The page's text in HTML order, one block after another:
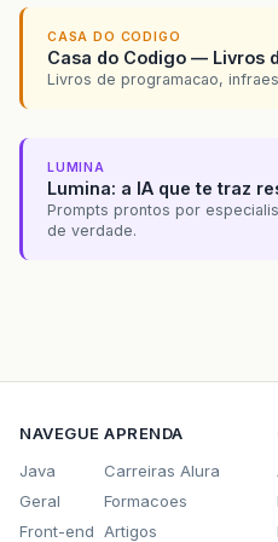
CASA DO CODIGO
Casa do Codigo — Livros
Livros de programacao,
LUMINA
Lumina: a IA que te traz
Prompts prontos por
de verdade.
NAVEGUE
Java
Geral
Front-end
APRENDA
Carreiras Alura
Formacoes
Artigos